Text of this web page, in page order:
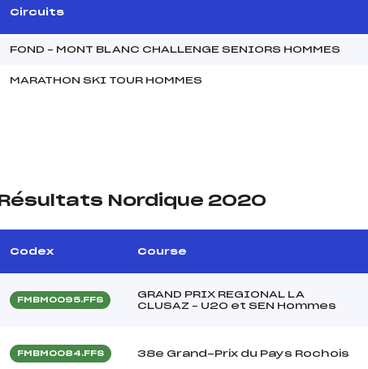
Circuits
FOND – MONT BLANC CHALLENGE SENIORS HOMMES
MARATHON SKI TOUR HOMMES
Résultats Nordique 2020
Codex Course
FMBM0095.FFS
GRAND PRIX REGIONAL LA
CLUSAZ – U20 et SEN Hommes
FMBM0084.FFS 38e Grand-Prix du Pays Rochois